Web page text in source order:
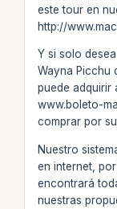
este tour en
http://
Y si solo
Wayna Picchu
puede adquirir
www.boleto-
comprar por
Nuestro
en internet,
encontrará
nuestras